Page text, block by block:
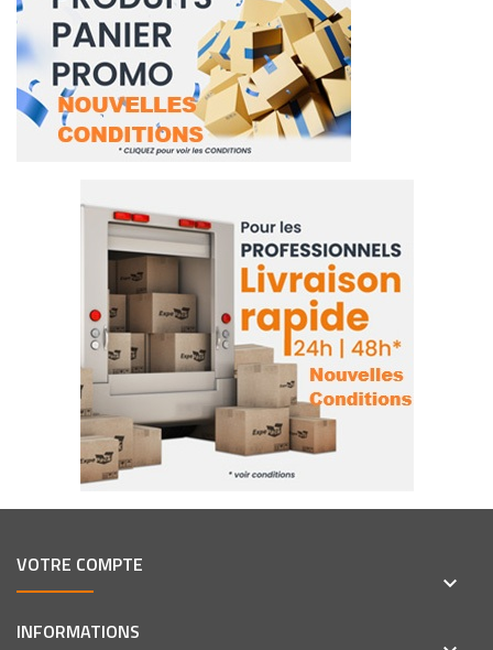
VOTRE COMPTE
keyboard_arrow_down
INFORMATIONS